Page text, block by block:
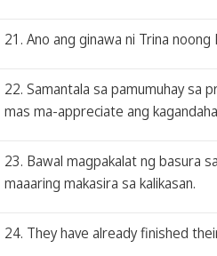
21. Ano ang ginawa ni Trina
22. Samantala sa pamumuhay sa
mas ma-appreciate ang
23. Bawal magpakalat ng basura
maaaring makasira sa kalikasan.
24. They have already finished